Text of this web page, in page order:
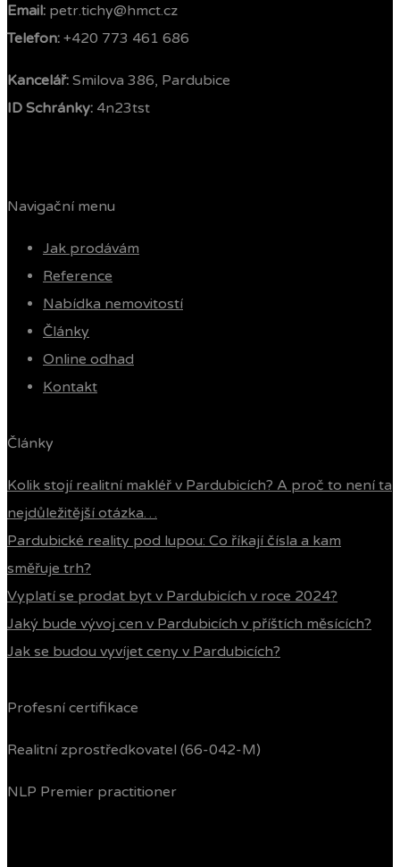
Email: petr.tichy@hmct.cz
Telefon: ‭ +420 773 461 686‬
Kancelář: Smilova 386, Pardubice
ID Schránky: 4n23tst
Navigační menu
Jak prodávám
Reference
Nabídka nemovitostí
Články
Online odhad
Kontakt
Články
Kolik stojí realitní makléř v Pardubicích? A proč to není ta
nejdůležitější otázka…
Pardubické reality pod lupou: Co říkají čísla a kam
směřuje trh?
Vyplatí se prodat byt v Pardubicích v roce 2024?
Jaký bude vývoj cen v Pardubicích v příštích měsících?
Jak se budou vyvíjet ceny v Pardubicích?
Profesní certifikace
Realitní zprostředkovatel (66-042-M)
NLP Premier practitioner